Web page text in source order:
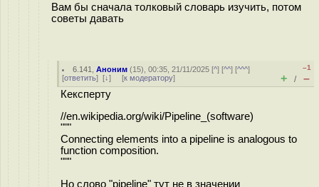
Вам бы сначала толковый словарь изучить, потом
советы давать
6.141 ,Аноним (15), 00:35, 21/11/2025 [^] [^^] [^^^]
[ответить] [↓] [к модератору]
–1
+ / –
Кексперту
//en.wikipedia.org/wiki/Pipeline_(software)
"""
Connecting elements into a pipeline is analogous to
function composition.
"""
Но слово "pipeline" тут не в значении